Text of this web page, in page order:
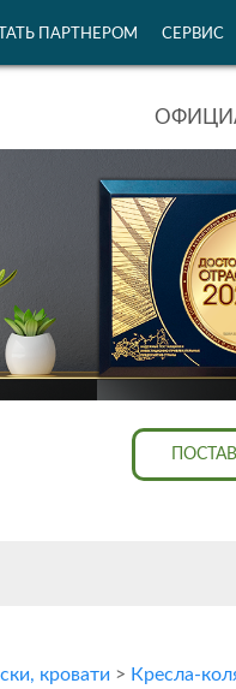
ПАРТНЕРОМ СЕРВИС
кровати > Кресла-